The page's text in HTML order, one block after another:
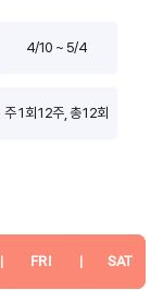
4/10 ~ 5/4
주 1회 12주, 총 12회
| FRI | SAT